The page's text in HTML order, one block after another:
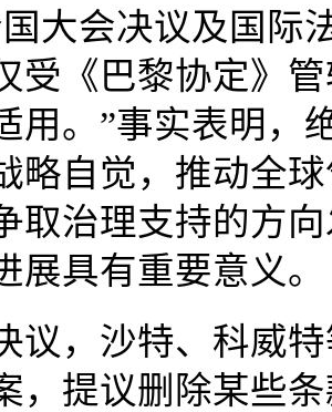
大会决议及国际
受《巴黎协定》
用。”事实表明，
略自觉，推动全
取治理支持的方
展具有重要意义。
议，沙特、科威
，提议删除某些